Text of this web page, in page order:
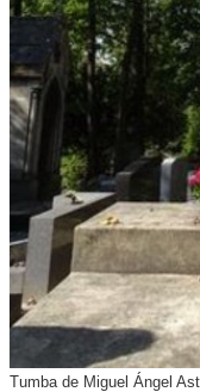
Tumba de Miguel Ángel